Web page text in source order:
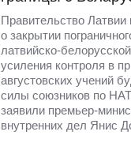
Правительство
о закрытии
латвийско-
усиления контроля в
августовских учений
силы союзников по
заявили премьер-
внутренних дел Янис